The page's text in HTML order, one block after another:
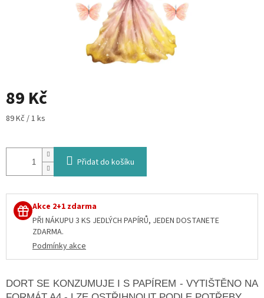
89 Kč
Měrná
89 Kč / 1 ks
Přidat do košíku
Akce 2+1 zdarma
PŘI NÁKUPU 3 KS JEDLÝCH PAPÍRŮ, JEDEN DOSTANETE
ZDARMA.
Podmínky akce
DORT SE KONZUMUJE I S PAPÍREM - VYTIŠTĚNO NA